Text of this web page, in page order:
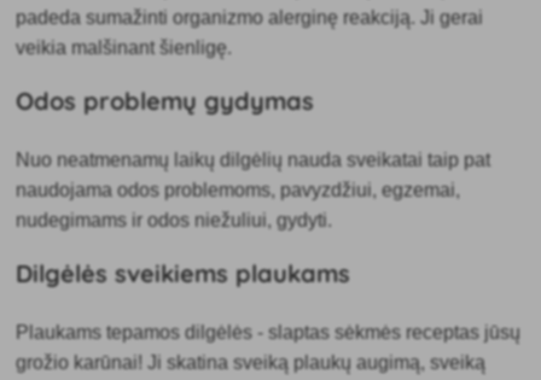
padeda sumažinti organizmo alerginę reakciją. Ji gerai
veikia malšinant šienligę.
Odos problemų gydymas
Nuo neatmenamų laikų dilgėlių nauda sveikatai taip pat
naudojama odos problemoms, pavyzdžiui, egzemai,
nudegimams ir odos niežuliui, gydyti.
Dilgėlės sveikiems plaukams
Plaukams tepamos dilgėlės - slaptas sėkmės receptas jūsų
grožio karūnai! Ji skatinasveiką plaukų augimą, sveiką